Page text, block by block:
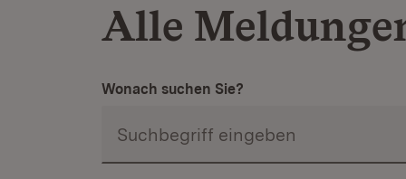
Alle
Wonach suchen Sie?